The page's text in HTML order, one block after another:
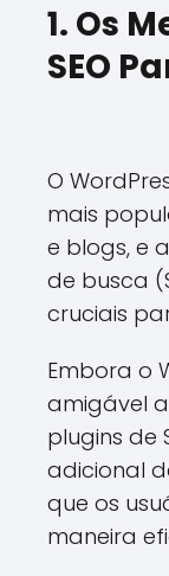
1. Os
SEO
O
mais
e blogs, e
de busca
cruciais
Embora o
amigável
plugins de
adicional
que os
maneira